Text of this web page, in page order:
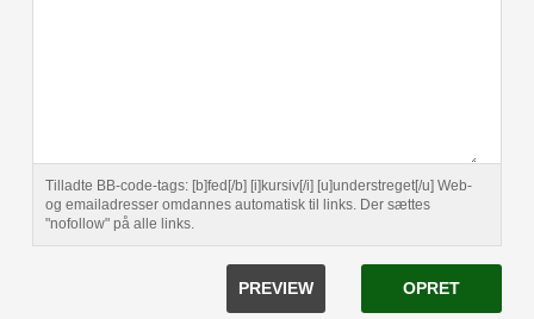
Tilladte BB-code-tags: [b]fed[/b] [i]kursiv[/i] [u]understreget[/u] Web-
og emailadresser omdannes automatisk til links. Der sættes
"nofollow" på alle links.
OPRET
PREVIEW